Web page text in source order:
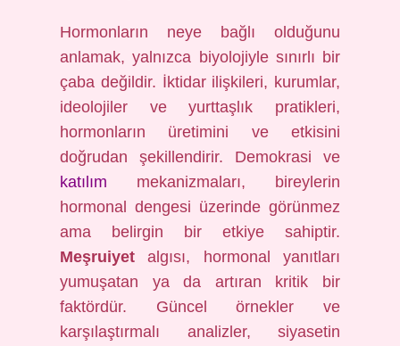
Hormonların neye bağlı olduğunu
anlamak, yalnızca biyolojiyle sınırlı bir
çaba değildir. İktidar ilişkileri, kurumlar,
ideolojiler ve yurttaşlık pratikleri,
hormonların üretimini ve etkisini
doğrudan şekillendirir. Demokrasi ve
katılım mekanizmaları, bireylerin
hormonal dengesi üzerinde görünmez
ama belirgin bir etkiye sahiptir.
Meşruiyet algısı, hormonal yanıtları
yumuşatan ya da artıran kritik bir
faktördür. Güncel örnekler ve
karşılaştırmalı analizler, siyasetin